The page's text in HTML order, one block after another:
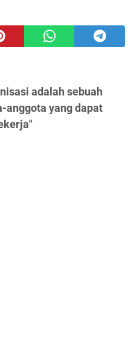
adalah sebuah
anggota yang dapat